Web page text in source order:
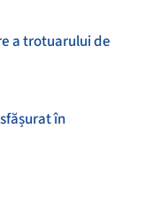
a trotuarului de
în